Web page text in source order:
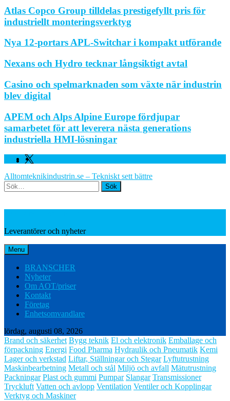
Atlas Copco Group tilldelas prestigefyllt pris för
industriellt monteringsverktyg
Nya 12-portars APL-Switchar i kompakt utförande
Nexans och Hydro tecknar långsiktigt avtal
Casino och spelmarknaden som växte när industrin
blev digital
APEM och Alps Alpine Europe fördjupar
samarbetet för att leverera nästa generations
industriella HMI-lösningar
Facebook
Twitter
Alltomteknikindustrin.se – Tekniskt sett bättre
Search
Leverantörer och nyheter
Menu
BRANSCHER
Nyheter
Om AOT/priser
Kontakt
Företag
Enhetsomvandlare
lördag, augusti 08, 2026
Brand och säkerhet Bygg teknik El och elektronik Emballage och
förpackning Energi Food Pharma Hydraulik och Pneumatik Kemi
Lager och verkstad Liftar, Ställningar och Stegar Lyftutrustning
Maskinbearbetning Metall och stål Miljö och avfall Mätutrustning
Packningar Plast och gummi Pumpar Slangar Transmissioner
Tryckluft Vatten och avlopp Ventilation Ventiler och Kopplingar
Verktyg och Maskiner